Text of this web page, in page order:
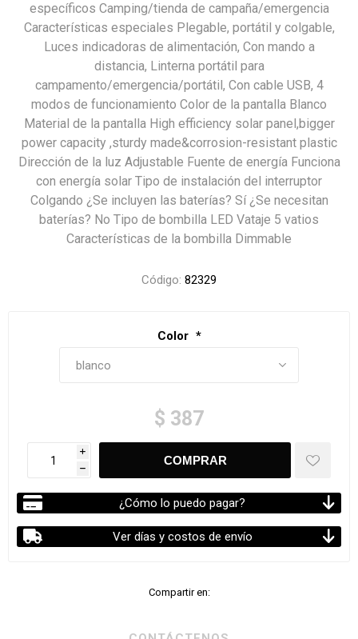
específicos ‎Camping/tienda de campaña/emergencia
Características especiales ‎Plegable, portátil y colgable,
Luces indicadoras de alimentación, Con mando a
distancia, Linterna portátil para
campamento/emergencia/portátil, Con cable USB, 4
modos de funcionamiento Color de la pantalla ‎Blanco
Material de la pantalla ‎High efficiency solar panel,bigger
power capacity ,sturdy made&corrosion-resistant plastic
Dirección de la luz ‎Adjustable Fuente de energía ‎Funciona
con energía solar Tipo de instalación del interruptor
‎Colgando ¿Se incluyen las baterías? ‎Sí ¿Se necesitan
baterías? ‎No Tipo de bombilla ‎LED Vataje ‎5 vatios
Características de la bombilla ‎Dimmable
Código: 82329
Color *
$ 387
i
h
¿Cómo lo puedo pagar?
Ver días y costos de envío
Compartir en: